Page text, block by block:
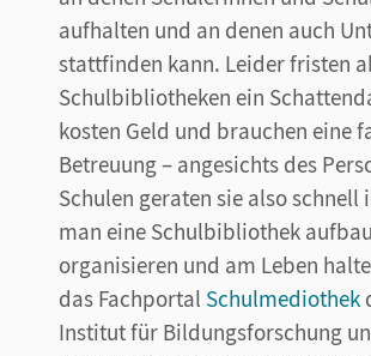
aufhalten und an denen auch
stattfinden kann. Leider fristen
Schulbibliotheken ein
kosten Geld und brauchen eine
Betreuung – angesichts des
Schulen geraten sie also schnell
man eine Schulbibliothek
organisieren und am Leben
das Fachportal Schulmediothek
Institut für Bildungsforschung